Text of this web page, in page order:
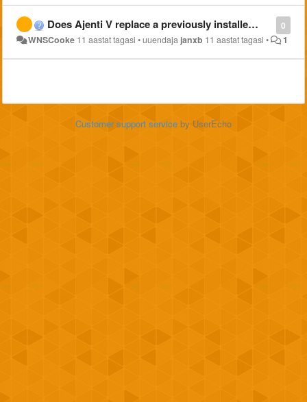
0
Does Ajenti V replace a previously installed equivalent?
WNSCooke 11 aastat tagasi •uuendaja janxb 11 aastat tagasi • 1
Customer support service by UserEcho